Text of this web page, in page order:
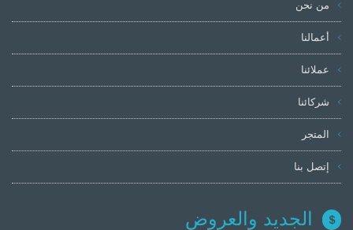
من نحن
أعمالنا
عملائنا
شركائنا
المتجر
إتصل بنا
الجديد والعروض